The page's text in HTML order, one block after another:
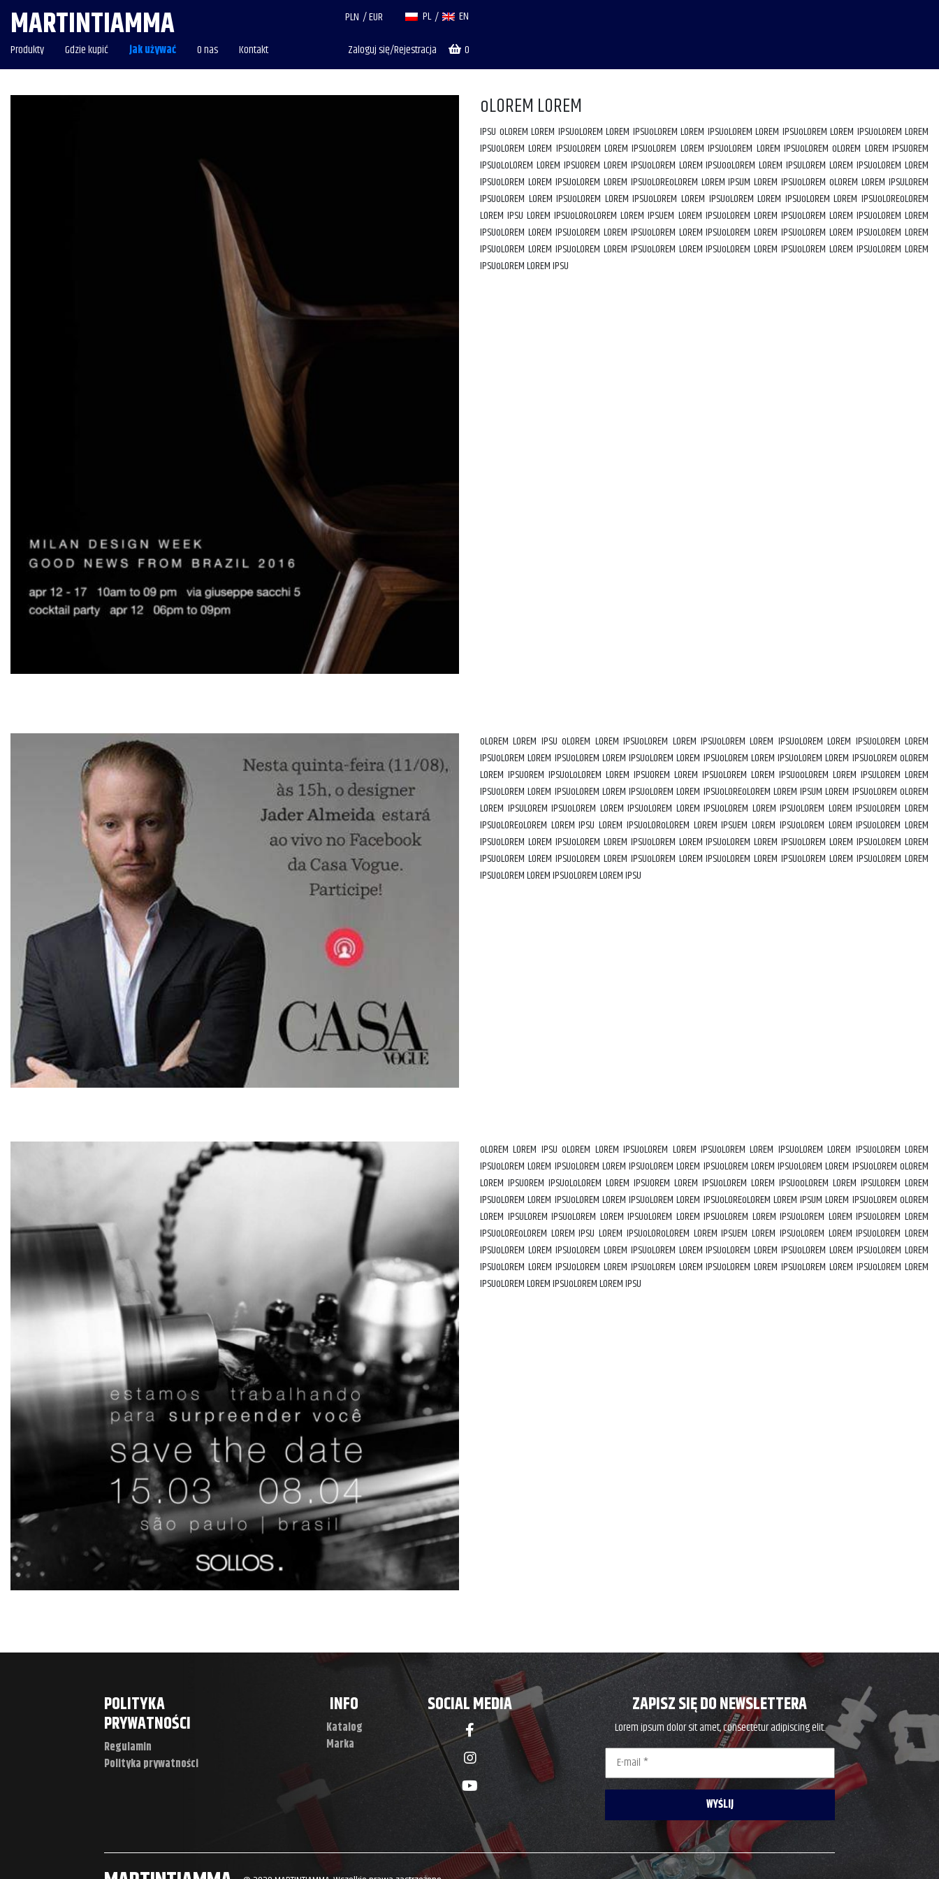
MARTINTIAMMA PLN EUR PL
EN
Produkty
Gdzie kupić jak używać O nas Kontakt Zaloguj się/Rejestracja 0
oLOREM LOREM
IPSU oLOREM LOREM IPSUoLOREM LOREM IPSUoLOREM LOREM IPSUoLOREM LOREM IPSUoLOREM LOREM IPSUoLOREM LOREM
IPSUoLOREM LOREM IPSUoLOREM LOREM IPSUoLOREM LOREM IPSUoLOREM LOREM IPSUoLOREM oLOREM LOREM IPSUOREM
IPSUoLoLOREM LOREM IPSUOREM LOREM IPSUoLOREM LOREM IPSUooLOREM LOREM IPSULOREM LOREM IPSUoLOREM LOREM
IPSUoLOREM LOREM IPSUoLOREM LOREM IPSUoLOREoLOREM LOREM IPSUM LOREM IPSUoLOREM oLOREM LOREM IPSULOREM
IPSUoLOREM LOREM IPSUoLOREM LOREM IPSUoLOREM LOREM IPSUoLOREM LOREM IPSUoLOREM LOREM IPSUoLOREoLOREM
LOREM IPSU LOREM IPSUoLORoLOREM LOREM IPSUEM LOREM IPSUoLOREM LOREM IPSUoLOREM LOREM IPSUoLOREM LOREM
IPSUoLOREM LOREM IPSUoLOREM LOREM IPSUoLOREM LOREM IPSUoLOREM LOREM IPSUoLOREM LOREM IPSUoLOREM LOREM
IPSUoLOREM LOREM IPSUoLOREM LOREM IPSUoLOREM LOREM IPSUoLOREM LOREM IPSUoLOREM LOREM IPSUoLOREM LOREM
IPSUoLOREM LOREM IPSU
oLOREM LOREM IPSU oLOREM LOREM IPSUoLOREM LOREM IPSUoLOREM LOREM IPSUoLOREM LOREM IPSUoLOREM LOREM
IPSUoLOREM LOREM IPSUoLOREM LOREM IPSUoLOREM LOREM IPSUoLOREM LOREM IPSUoLOREM LOREM IPSUoLOREM oLOREM
LOREM IPSUOREM IPSUoLoLOREM LOREM IPSUOREM LOREM IPSUoLOREM LOREM IPSUooLOREM LOREM IPSULOREM LOREM
IPSUoLOREM LOREM IPSUoLOREM LOREM IPSUoLOREM LOREM IPSUoLOREoLOREM LOREM IPSUM LOREM IPSUoLOREM oLOREM
LOREM IPSULOREM IPSUoLOREM LOREM IPSUoLOREM LOREM IPSUoLOREM LOREM IPSUoLOREM LOREM IPSUoLOREM LOREM
IPSUoLOREoLOREM LOREM IPSU LOREM IPSUoLORoLOREM LOREM IPSUEM LOREM IPSUoLOREM LOREM IPSUoLOREM LOREM
IPSUoLOREM LOREM IPSUoLOREM LOREM IPSUoLOREM LOREM IPSUoLOREM LOREM IPSUoLOREM LOREM IPSUoLOREM LOREM
IPSUoLOREM LOREM IPSUoLOREM LOREM IPSUoLOREM LOREM IPSUoLOREM LOREM IPSUoLOREM LOREM IPSUoLOREM LOREM
IPSUoLOREM LOREM IPSUoLOREM LOREM IPSU
oLOREM LOREM IPSU oLOREM LOREM IPSUoLOREM LOREM IPSUoLOREM LOREM IPSUoLOREM LOREM IPSUoLOREM LOREM
IPSUoLOREM LOREM IPSUoLOREM LOREM IPSUoLOREM LOREM IPSUoLOREM LOREM IPSUoLOREM LOREM IPSUoLOREM oLOREM
LOREM IPSUOREM IPSUoLoLOREM LOREM IPSUOREM LOREM IPSUoLOREM LOREM IPSUooLOREM LOREM IPSULOREM LOREM
IPSUoLOREM LOREM IPSUoLOREM LOREM IPSUoLOREM LOREM IPSUoLOREoLOREM LOREM IPSUM LOREM IPSUoLOREM oLOREM
LOREM IPSULOREM IPSUoLOREM LOREM IPSUoLOREM LOREM IPSUoLOREM LOREM IPSUoLOREM LOREM IPSUoLOREM LOREM
IPSUoLOREoLOREM LOREM IPSU LOREM IPSUoLORoLOREM LOREM IPSUEM LOREM IPSUoLOREM LOREM IPSUoLOREM LOREM
IPSUoLOREM LOREM IPSUoLOREM LOREM IPSUoLOREM LOREM IPSUoLOREM LOREM IPSUoLOREM LOREM IPSUoLOREM LOREM
IPSUoLOREM LOREM IPSUoLOREM LOREM IPSUoLOREM LOREM IPSUoLOREM LOREM IPSUoLOREM LOREM IPSUoLOREM LOREM
IPSUoLOREM LOREM IPSUoLOREM LOREM IPSU
POLITYKA
PRYWATNOŚCI
Regulamin
Polityka prywatności
INFO
Katalog
Marka
SOCIAL MEDIA ZAPISZ SIĘ DO NEWSLETTERA
Lorem ipsum dolor sit amet, consectetur adipiscing elit.